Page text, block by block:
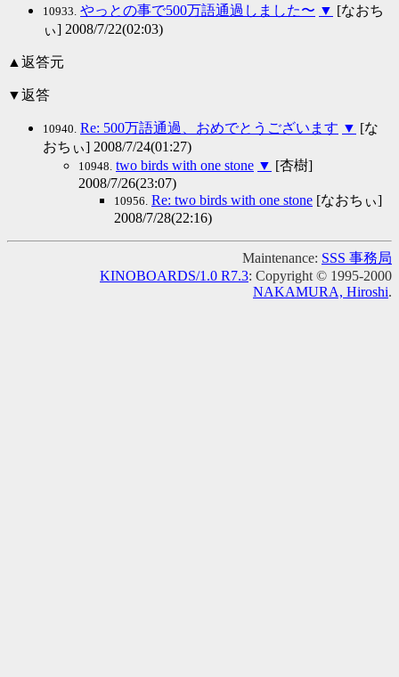
10933. やっとの事で500万語通過しました〜 ▼ [なおち
ぃ] 2008/7/22(02:03)
▲返答元
▼返答
10940. Re: 500万語通過、おめでとうございます ▼ [な
おちぃ] 2008/7/24(01:27)
10948. two birds with one stone ▼ [杏樹]
2008/7/26(23:07)
10956. Re: two birds with one stone [なおちぃ]
2008/7/28(22:16)
Maintenance: SSS 事務局
KINOBOARDS/1.0 R7.3: Copyright © 1995-2000
NAKAMURA, Hiroshi.